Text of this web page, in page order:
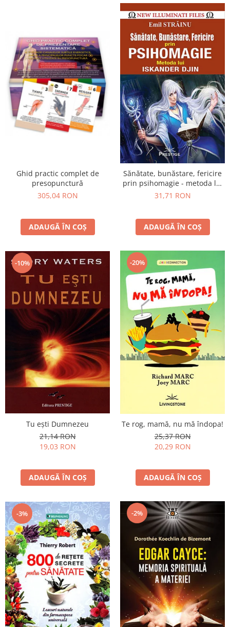
Ghid practic complet de
presopunctură
305,04 RON
ADAUGĂ ÎN COȘ
Sănătate, bunăstare, fericire
prin psihomagie - metoda lui
Iskander Djin
31,71 RON
ADAUGĂ ÎN COȘ
-10%
Tu eşti Dumnezeu
21,14 RON
19,03 RON
ADAUGĂ ÎN COȘ
-20%
Te rog, mamă, nu mă îndopa!
25,37 RON
20,29 RON
ADAUGĂ ÎN COȘ
-3% -2%